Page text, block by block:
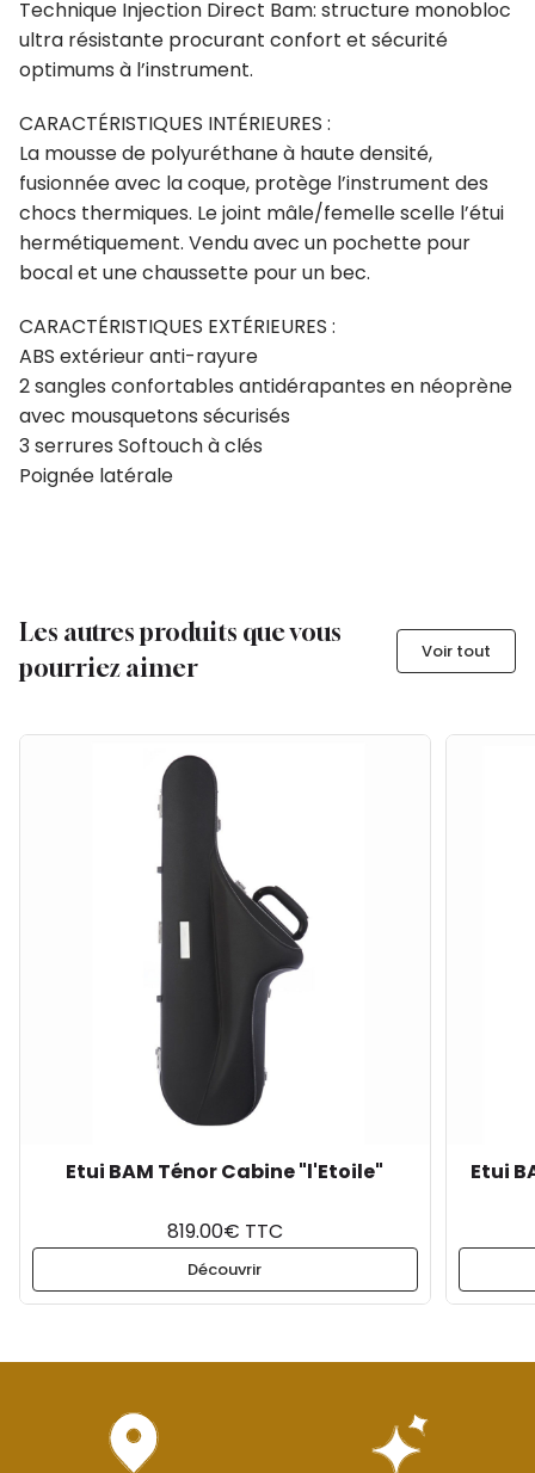
Technique Injection Direct Bam: structure monobloc
ultra résistante procurant confort et sécurité
optimums à l’instrument.
CARACTÉRISTIQUES INTÉRIEURES :
La mousse de polyuréthane à haute densité,
fusionnée avec la coque, protège l’instrument des
chocs thermiques. Le joint mâle/femelle scelle l’étui
hermétiquement. Vendu avec un pochette pour
bocal et une chaussette pour un bec.
CARACTÉRISTIQUES EXTÉRIEURES :
ABS extérieur anti-rayure
2 sangles confortables antidérapantes en néoprène
avec mousquetons sécurisés
3 serrures Softouch à clés
Poignée latérale
Les autres produits que vous
pourriez aimer
Voir tout
Etui BAM Ténor Cabine "l'Etoile"
819.00€ TTC
Découvrir
Etui